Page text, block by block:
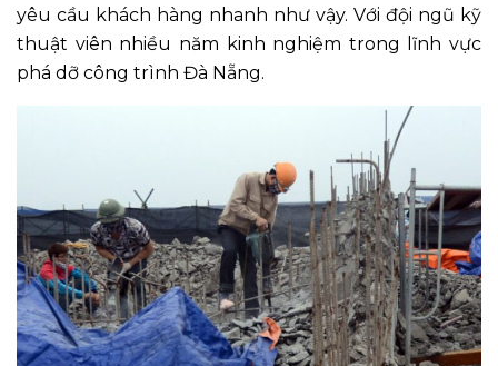
yêu cầu khách hàng nhanh như vậy. Với đội ngũ kỹ
thuật viên nhiều năm kinh nghiệm trong lĩnh vực
phá dỡ công trình Đà Nẵng.